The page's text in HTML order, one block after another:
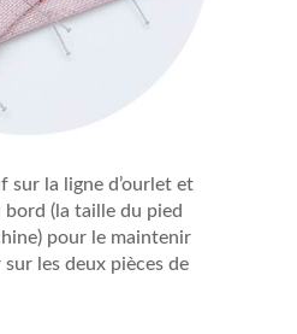
sur la ligne d’ourlet et
(la taille du pied
pour le maintenir
les deux pièces de